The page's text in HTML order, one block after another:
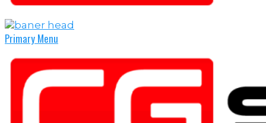
Primary Menu